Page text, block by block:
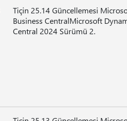
Tiçin 25.14 Güncellemesi
Business CentralMicrosoft
Central 2024 Sürümü 2.